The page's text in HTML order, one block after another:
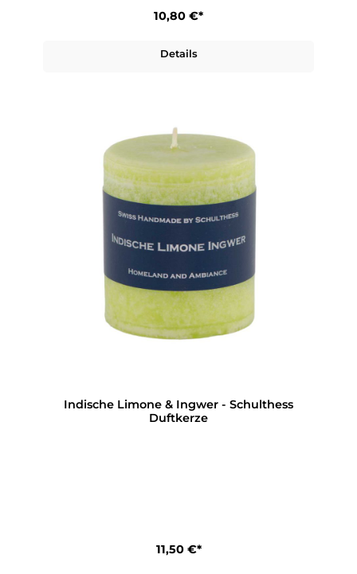
10,80 €*
Details
Indische Limone & Ingwer - Schulthess
Duftkerze
11,50 €*